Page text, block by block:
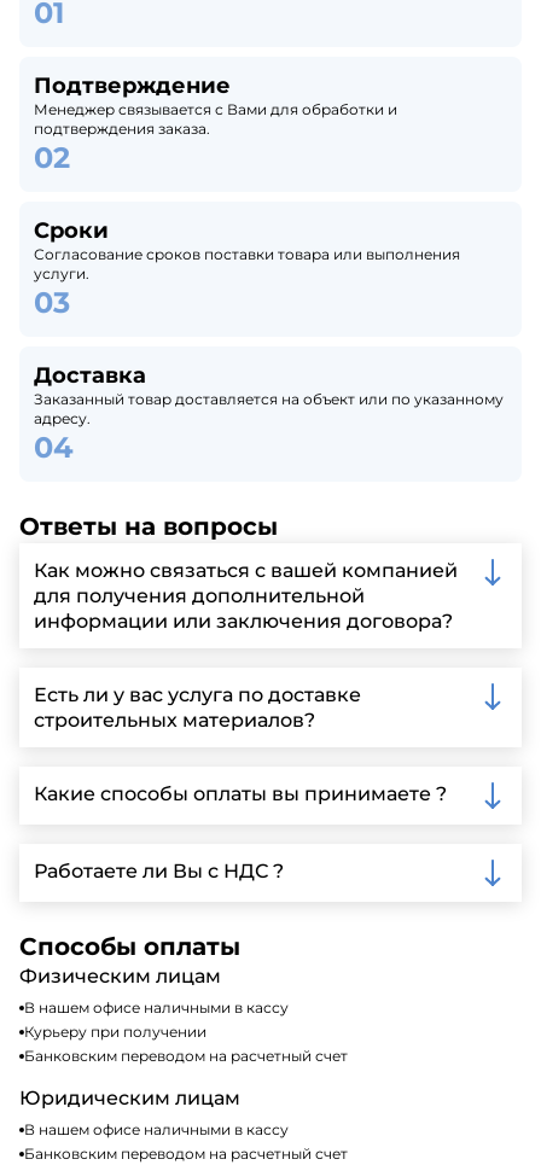
Подтверждение
Менеджер связывается с Вами для обработки и
подтверждения заказа.
Сроки
Согласование сроков поставки товара или выполнения
услуги.
Доставка
Заказанный товар доставляется на объект или по указанному
адресу.
Ответы на вопросы
Как можно связаться с вашей компанией
для получения дополнительной
информации или заключения договора?
запрос через нашу официальную почту или
заполнить форму на нашем сайте для более
детальной информации и организации встречи.
Есть ли у вас услуга по доставке
строительных материалов?
Ленинградской области, у нас собственный
автопарк, для обеспечения быстрой и надежной
Какие способы оплаты вы принимаете ?
включая наличные, банковские переводы,
кредитные карты. Подробную информацию о
Работаете ли Вы с НДС ?
налогообложения, т.е с НДС 20%
Способы оплаты
Физическим лицам
В нашем офисе наличными в кассу
Курьеру при получении
Банковским переводом на расчетный счет
Юридическим лицам
В нашем офисе наличными в кассу
Банковским переводом на расчетный счет